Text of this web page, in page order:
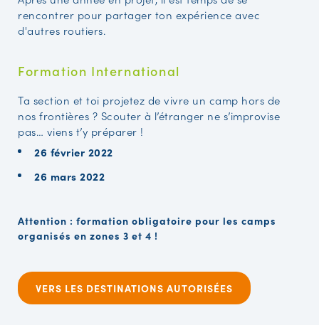
rencontrer pour partager ton expérience avec
d'autres routiers.
Formation International
Ta section et toi projetez de vivre un camp hors de
nos frontières ? Scouter à l’étranger ne s’improvise
pas… viens t’y préparer !
26 février 2022
26 mars 2022
Attention : formation obligatoire pour les camps
organisés en zones 3 et 4 !
VERS LES DESTINATIONS AUTORISÉES